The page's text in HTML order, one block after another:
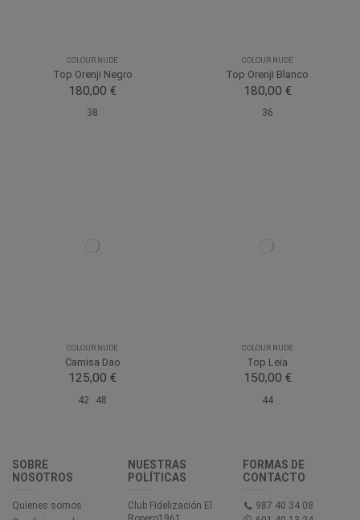
COLOUR NUDE
Top Orenji Negro
180,00 €
38
COLOUR NUDE
Top Orenji Blanco
180,00 €
36
COLOUR NUDE
Camisa Dao
125,00 €
42 48
COLOUR NUDE
Top Leia
150,00 €
44
SOBRE
NOSOTROS
Quienes somos
NUESTRAS
POLÍTICAS
Club Fidelización El
FORMAS DE
CONTACTO
987 40 34 08